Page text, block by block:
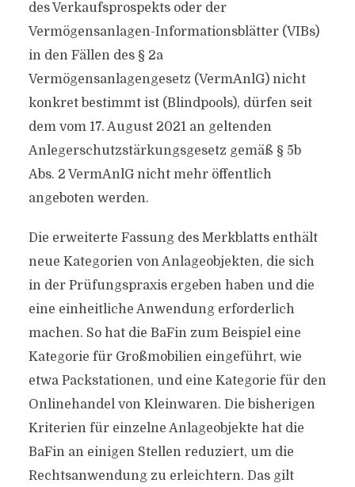
des Verkaufsprospekts oder der
Vermögensanlagen-Informationsblätter (VIBs)
in den Fällen des § 2a
Vermögensanlagengesetz (VermAnlG) nicht
konkret bestimmt ist (Blindpools), dürfen seit
dem vom 17. August 2021 an geltenden
Anlegerschutzstärkungsgesetz gemäß § 5b
Abs. 2 VermAnlG nicht mehr öffentlich
angeboten werden.
Die erweiterte Fassung des Merkblatts enthält
neue Kategorien von Anlageobjekten, die sich
in der Prüfungspraxis ergeben haben und die
eine einheitliche Anwendung erforderlich
machen. So hat die BaFin zum Beispiel eine
Kategorie für Großmobilien eingeführt, wie
etwa Packstationen, und eine Kategorie für den
Onlinehandel von Kleinwaren. Die bisherigen
Kriterien für einzelne Anlageobjekte hat die
BaFin an einigen Stellen reduziert, um die
Rechtsanwendung zu erleichtern. Das gilt